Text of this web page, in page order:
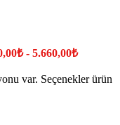
- 5.660,00₺
var. Seçenekler ürün